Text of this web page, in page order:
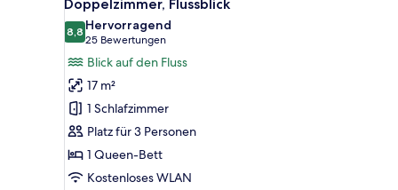
Fotos
für
Doppelzimmer,
Flussblick
anzeigen
Doppelzimmer, Flussblick
8,88,8 von 10
Hervorragend
25 Bewertungen
(25
Bewertungen)
Blick auf den Fluss
17 m²
1 Schlafzimmer
Platz für 3 Personen
1 Queen-Bett
Kostenloses WLAN